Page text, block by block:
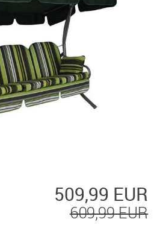
509,99 EUR
609,99 EUR